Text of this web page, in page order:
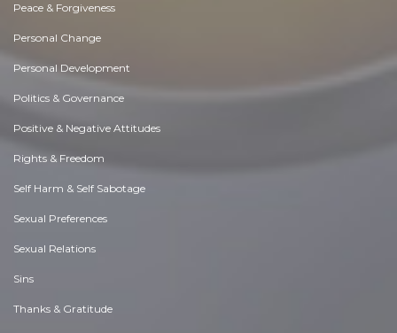
Peace & Forgiveness
Personal Change
Personal Development
Politics & Governance
Positive & Negative Attitudes
Rights & Freedom
Self Harm & Self Sabotage
Sexual Preferences
Sexual Relations
Sins
Thanks & Gratitude